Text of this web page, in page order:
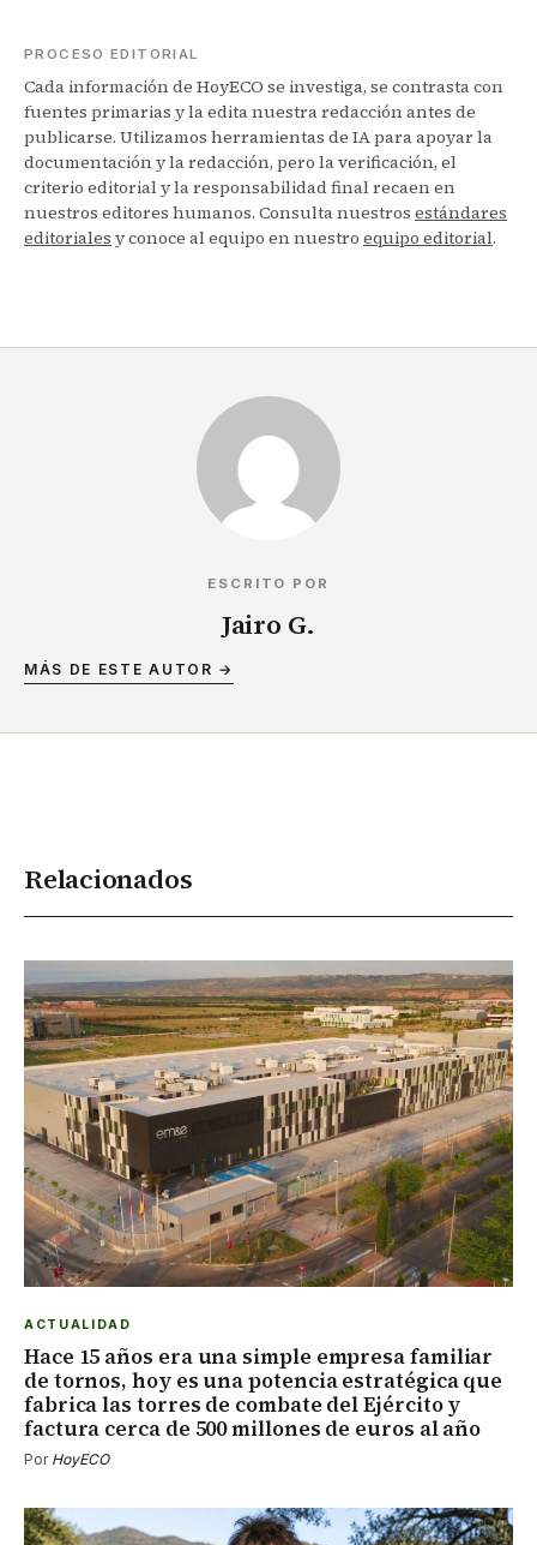
PROCESO EDITORIAL
Cada información de HoyECO se investiga, se contrasta con
fuentes primarias y la edita nuestra redacción antes de
publicarse. Utilizamos herramientas de IA para apoyar la
documentación y la redacción, pero la verificación, el
criterio editorial y la responsabilidad final recaen en
nuestros editores humanos. Consulta nuestros estándares
editoriales y conoce al equipo en nuestro equipo editorial.
ESCRITO POR
Jairo G.
MÁS DE ESTE AUTOR →
Relacionados
ACTUALIDAD
Hace 15 años era una simple empresa familiar
de tornos, hoy es una potencia estratégica que
fabrica las torres de combate del Ejército y
factura cerca de 500 millones de euros al año
Por HoyECO